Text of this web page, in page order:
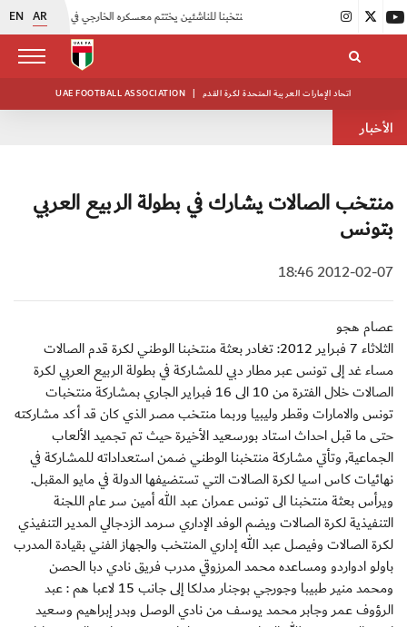
EN AR
اتحاد الكرة يُنظم ورشة عمل للمراقبين المعتمدين |
UAE FOOTBALL ASSOCIATION | اتحاد الإمارات العربية المتحدة لكرة القدم
الأخبار
منتخب الصالات يشارك في بطولة الربيع العربي
بتونس
2012-02-07 18:46
عصام هجو
الثلاثاء 7 فبراير 2012: تغادر بعثة منتخبنا الوطني لكرة قدم الصالات
مساء غد إلى تونس عبر مطار دبي للمشاركة في بطولة الربيع العربي لكرة
الصالات خلال الفترة من 10 الى 16 فبراير الجاري بمشاركة منتخبات
تونس والامارات وقطر وليبيا وربما منتخب مصر الذي كان قد أكد مشاركته
حتى ما قبل احداث استاد بورسعيد الأخيرة حيث تم تجميد الألعاب
الجماعية, وتأتي مشاركة منتخبنا الوطني ضمن استعداداته للمشاركة في
نهائيات كاس اسيا لكرة الصالات التي تستضيفها الدولة في مايو المقبل.
ويرأس بعثة منتخبنا الى تونس عمران عبد الله أمين سر عام اللجنة
التنفيذية لكرة الصالات ويضم الوفد الإداري سرمد الزدجالي المدير التنفيذي
لكرة الصالات وفيصل عبد الله إداري المنتخب والجهاز الفني بقيادة المدرب
باولو ادواردو ومساعده محمد المرزوقي مدرب فريق نادي دبا الحصن
ومحمد منير طبيبا وجورجي بوجنار مدلكا إلى جانب 15 لاعبا هم : عبد
الرؤوف عمر وجابر محمد يوسف من نادي الوصل وبدر إبراهيم وسعيد